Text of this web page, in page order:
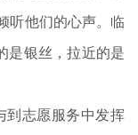
听他们的心声。临
是银丝，拉近的是
志愿服务中发挥